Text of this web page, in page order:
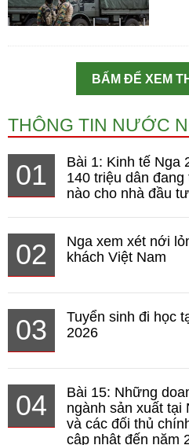
BẤM ĐỂ XEM
THÔNG TIN NƯỚC
01
Bài 1: Kinh tế Nga
140 triệu dân
nào cho nhà đầu
02
Nga xem xét nới
khách Việt Nam
03
Tuyển sinh đi học
2026
04
Bài 15: Những
ngành sản xuất tại
và các đối thủ
cập nhật đến năm